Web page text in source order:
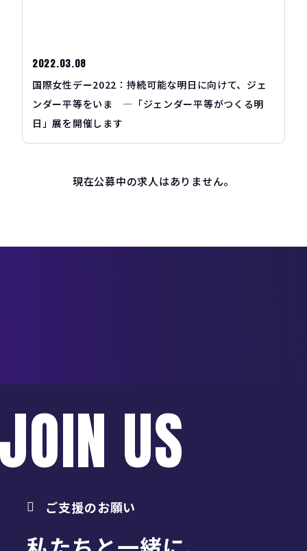
2022.03.08
国際女性デー2022：持続可能な明日に向けて、ジェ
ンダー平等をいま ―「ジェンダー平等がつくる明
日」展を開催します
現在公募中の求人はありません。
US
ご支援のお願い